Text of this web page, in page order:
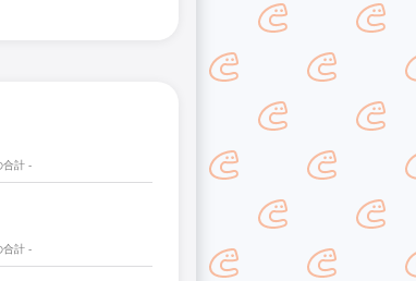
合計 -
合計 -